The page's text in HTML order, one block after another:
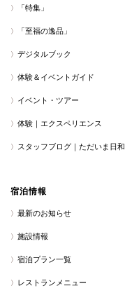
「特集」
「至福の逸品」
デジタルブック
体験＆イベントガイド
イベント・ツアー
体験｜エクスペリエンス
スタッフブログ｜ただいま日和
宿泊情報
最新のお知らせ
施設情報
宿泊プラン一覧
レストランメニュー